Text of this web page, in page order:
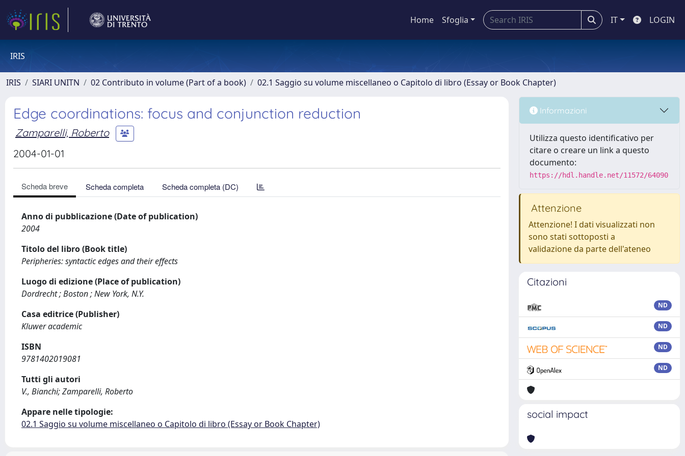
Home Sfoglia IT LOGIN
IRIS
IRIS SIARI UNITN 02 Contributo in volume (Part of a book) 02.1 Saggio su volume miscellaneo o Capitolo di libro (Essay or Book Chapter)
Edge coordinations: focus and conjunction reduction
Zamparelli, Roberto
2004-01-01
Scheda breve Scheda completa Scheda completa (DC)
Anno di pubblicazione (Date of publication)
2004
Titolo del libro (Book title)
Peripheries: syntactic edges and their effects
Luogo di edizione (Place of publication)
Dordrecht ; Boston ; New York, N.Y.
Casa editrice (Publisher)
Kluwer academic
ISBN
9781402019081
Tutti gli autori
V., Bianchi; Zamparelli, Roberto
Appare nelle tipologie:
02.1 Saggio su volume miscellaneo o Capitolo di libro (Essay or Book Chapter)
Informazioni
Utilizza questo identificativo per
citare o creare un link a questo
documento:
https://hdl.handle.net/11572/64090
Attenzione
Attenzione! I dati visualizzati non
sono stati sottoposti a
validazione da parte dell'ateneo
Citazioni
ND
ND
ND
ND
social impact